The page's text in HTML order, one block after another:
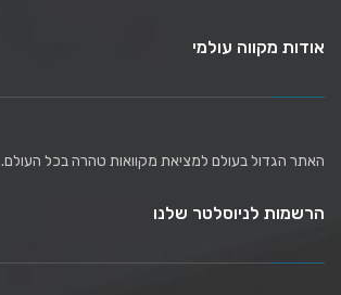
אודות מקווה עולמי
האתר הגדול בעולם למציאת מקוואות טהרה בכל העולם.
הרשמות לניוסלטר שלנו